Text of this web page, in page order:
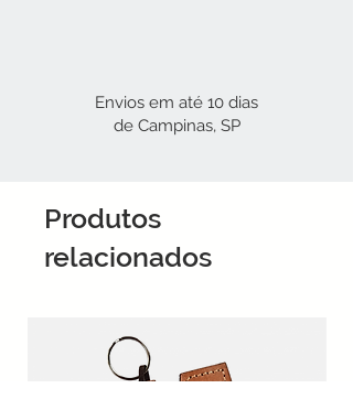
Envios em até 10 dias
de Campinas, SP
Produtos
relacionados